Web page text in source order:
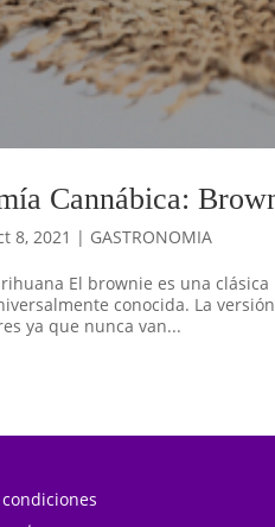
Cannábica:
8, 2021 | GASTRONOMIA
El brownie es una
conocida. La
ya que nunca van...